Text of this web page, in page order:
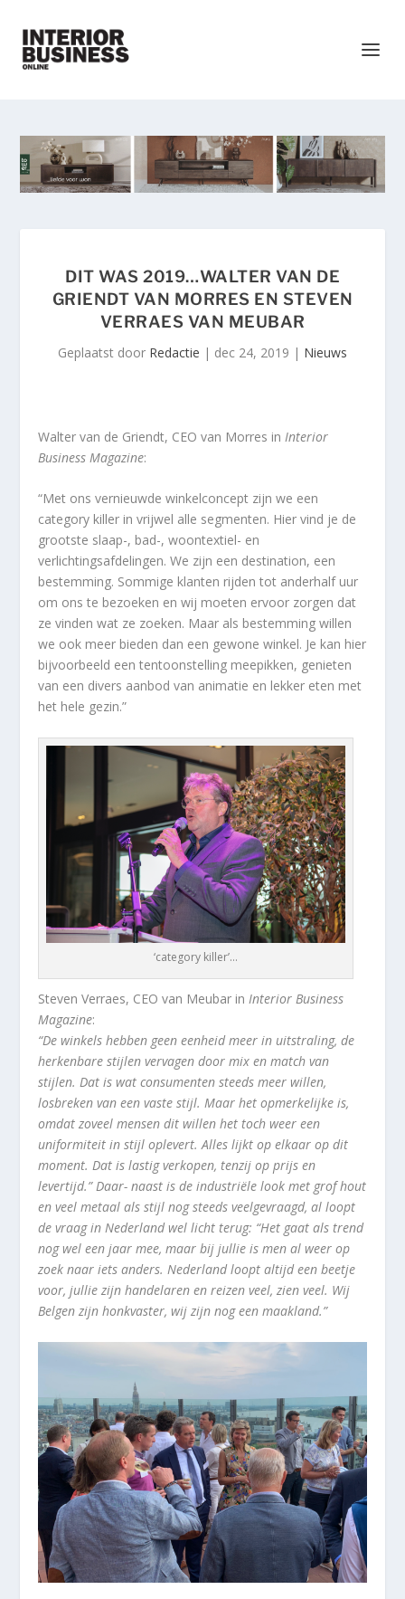
DIT WAS 2019…WALTER VAN DE
GRIENDT VAN MORRES EN STEVEN
VERRAES VAN MEUBAR
Geplaatst door Redactie | dec 24, 2019 | Nieuws
Walter van de Griendt, CEO van Morres inInterior
Business Magazine:
“Met ons vernieuwde winkelconcept zijn we een
category killer in vrijwel alle segmenten. Hier vind je de
grootste slaap-, bad-, woontextiel- en
verlichtingsafdelingen. We zijn een destination, een
bestemming. Sommige klanten rijden tot anderhalf uur
om ons te bezoeken en wij moeten ervoor zorgen dat
ze vinden wat ze zoeken. Maar als bestemming willen
we ook meer bieden dan een gewone winkel. Je kan hier
bijvoorbeeld een tentoonstelling meepikken, genieten
van een divers aanbod van animatie en lekker eten met
het hele gezin.”
‘category killer’…
Steven Verraes, CEO van Meubar inInterior Business
Magazine:
“De winkels hebben geen eenheid meer in uitstraling, de
herkenbare stijlen vervagen door mix en match van
stijlen. Dat is wat consumenten steeds meer willen,
losbreken van een vaste stijl. Maar het opmerkelijke is,
omdat zoveel mensen dit willen het toch weer een
uniformiteit in stijl oplevert. Alles lijkt op elkaar op dit
moment. Dat is lastig verkopen, tenzij op prijs en
levertijd.” Daar- naast is de industriële look met grof hout
en veel metaal als stijl nog steeds veelgevraagd, al loopt
de vraag in Nederland wel licht terug: “Het gaat als trend
nog wel een jaar mee, maar bij jullie is men al weer op
zoek naar iets anders. Nederland loopt altijd een beetje
voor, jullie zijn handelaren en reizen veel, zien veel. Wij
Belgen zijn honkvaster, wij zijn nog een maakland.”